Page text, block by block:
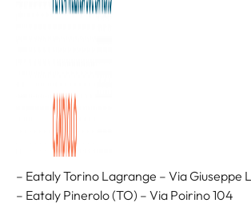
a sostegno della lotta contro i tumori
Sarà possibile trovarlo dal 1 Ottobre presso:
– negozio Briccodolce di Torino – Corso
– Eataly Torino Lingotto – Via Nizza 230
– Eataly Torino Lagrange – Via Giuseppe
– Eataly Pinerolo (TO) – Via Poirino 104